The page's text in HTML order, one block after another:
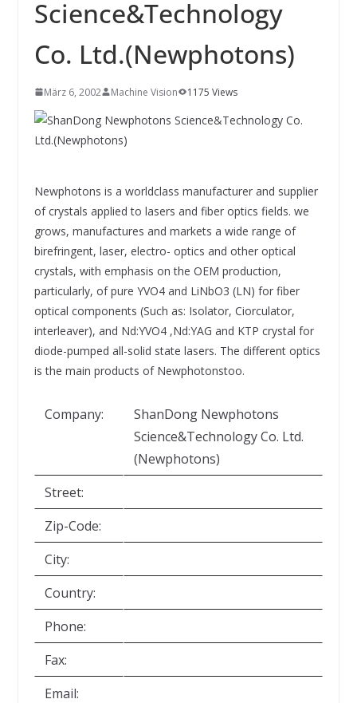
SYSTEMS WIRD EYYES
positioning of industrial cameras
Science&Technology
Co. Ltd.(Newphotons)
März 6, 2002 Machine Vision 1175 Views
Newphotons is a worldclass manufacturer and supplier
of crystals applied to lasers and fiber optics fields. we
grows, manufactures and markets a wide range of
birefringent, laser, electro- optics and other optical
crystals, with emphasis on the OEM production,
particularly, of pure YVO4 and LiNbO3 (LN) for fiber
optical components (Such as: Isolator, Ciorculator,
interleaver), and Nd:YVO4 ,Nd:YAG and KTP crystal for
diode-pumped all-solid state lasers. The different optics
is the main products of Newphotonstoo.
Company:
ShanDong Newphotons
Science&Technology Co. Ltd.
(Newphotons)
Street:
Zip-Code:
City:
Country:
Phone:
Fax:
Email: